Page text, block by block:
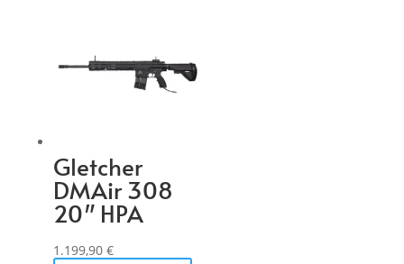
Gletcher
DMAir 308
20″ HPA
1.199,90 €